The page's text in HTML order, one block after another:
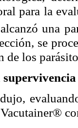
para la
una
se
de los
Vacutainer®